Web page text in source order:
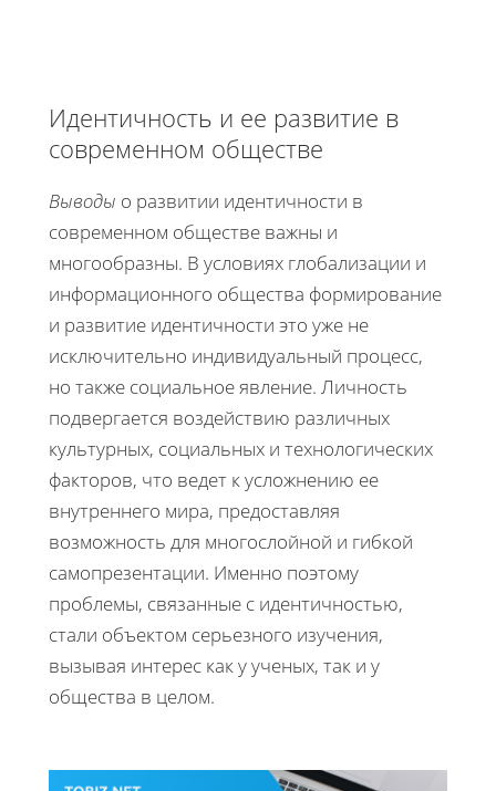
Идентичность и ее развитие в
современном обществе
Выводы о развитии идентичности в
современном обществе важны и
многообразны. В условиях глобализации и
информационного общества формирование
и развитие идентичности это уже не
исключительно индивидуальный процесс,
но также социальное явление. Личность
подвергается воздействию различных
культурных, социальных и технологических
факторов, что ведет к усложнению ее
внутреннего мира, предоставляя
возможность для многослойной и гибкой
самопрезентации. Именно поэтому
проблемы, связанные с идентичностью,
стали объектом серьезного изучения,
вызывая интерес как у ученых, так и у
общества в целом.